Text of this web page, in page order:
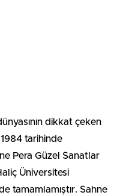
dikkat çeken
tarihinde
Pera Güzel Sanatlar
Üniversitesi
tamamlamıştır. Sahne